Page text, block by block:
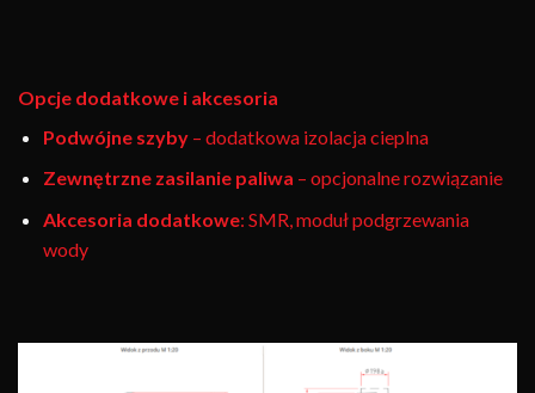
Opcje dodatkowe i akcesoria
Podwójne szyby– dodatkowa izolacja cieplna
Zewnętrzne zasilanie paliwa – opcjonalne rozwiązanie
Akcesoria dodatkowe: SMR, moduł podgrzewania
wody